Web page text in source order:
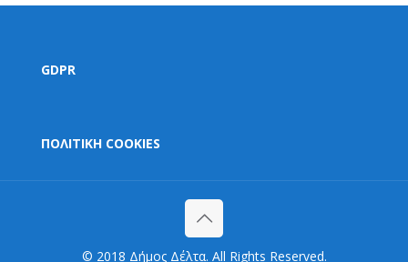
GDPR
ΠΟΛΙΤΙΚΗ COOKIES
© 2018 Δήμος Δέλτα. All Rights Reserved.